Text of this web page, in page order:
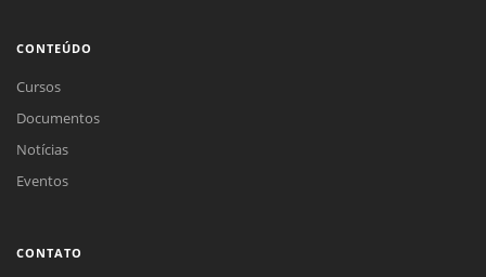
CONTEÚDO
Cursos
Documentos
Notícias
Eventos
CONTATO